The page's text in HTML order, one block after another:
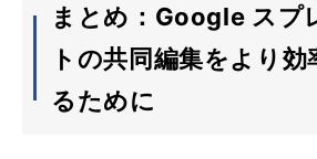
まとめ：Google スプ
トの共同編集をより効
るために